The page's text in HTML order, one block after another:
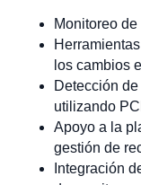
Monitoreo
los cambios
Detección
utilizando
Apoyo a la
gestión de
Integración